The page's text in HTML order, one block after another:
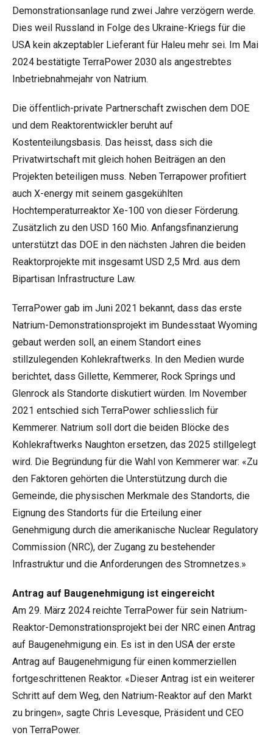
Demonstrationsanlage rund zwei Jahre verzögern werde.
Dies weil Russland in Folge des Ukraine-Kriegs für die
USA kein akzeptabler Lieferant für Haleu mehr sei. Im Mai
2024 bestätigte TerraPower 2030 als angestrebtes
Inbetriebnahmejahr von Natrium.
Die öffentlich-private Partnerschaft zwischen dem DOE
und dem Reaktorentwickler beruht auf
Kostenteilungsbasis. Das heisst, dass sich die
Privatwirtschaft mit gleich hohen Beiträgen an den
Projekten beteiligen muss. Neben Terrapower profitiert
auch X-energy mit seinem gasgekühlten
Hochtemperaturreaktor Xe-100 von dieser Förderung.
Zusätzlich zu den USD 160 Mio. Anfangsfinanzierung
unterstützt das DOE in den nächsten Jahren die beiden
Reaktorprojekte mit insgesamt USD 2,5 Mrd. aus dem
Bipartisan Infrastructure Law.
TerraPower gab im Juni 2021 bekannt, dass das erste
Natrium-Demonstrationsprojekt im Bundesstaat Wyoming
gebaut werden soll, an einem Standort eines
stillzulegenden Kohlekraftwerks. In den Medien wurde
berichtet, dass Gillette, Kemmerer, Rock Springs und
Glenrock als Standorte diskutiert würden. Im November
2021 entschied sich TerraPower schliesslich für
Kemmerer. Natrium soll dort die beiden Blöcke des
Kohlekraftwerks Naughton ersetzen, das 2025 stillgelegt
wird. Die Begründung für die Wahl von Kemmerer war: «Zu
den Faktoren gehörten die Unterstützung durch die
Gemeinde, die physischen Merkmale des Standorts, die
Eignung des Standorts für die Erteilung einer
Genehmigung durch die amerikanische Nuclear Regulatory
Commission (NRC), der Zugang zu bestehender
Infrastruktur und die Anforderungen des Stromnetzes.»
Antrag auf Baugenehmigung ist eingereicht
Am 29. März 2024 reichte TerraPower für sein Natrium-
Reaktor-Demonstrationsprojekt bei der NRC einen Antrag
auf Baugenehmigung ein. Es ist in den USA der erste
Antrag auf Baugenehmigung für einen kommerziellen
fortgeschrittenen Reaktor. «Dieser Antrag ist ein weiterer
Schritt auf dem Weg, den Natrium-Reaktor auf den Markt
zu bringen», sagte Chris Levesque, Präsident und CEO
von TerraPower.